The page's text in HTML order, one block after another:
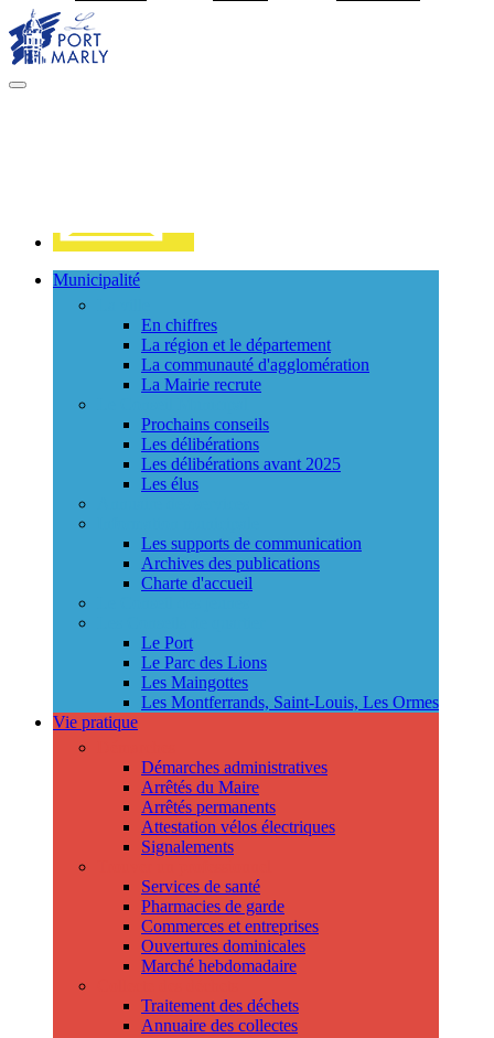
MENU
Municipalité
En chiffres
La région et le département
La communauté d'agglomération
La Mairie recrute
Prochains conseils
Les délibérations
Les délibérations avant 2025
Les élus
Les supports de communication
Archives des publications
Charte d'accueil
Le Port
Le Parc des Lions
Les Maingottes
Les Montferrands, Saint-Louis, Les Ormes
Vie pratique
Démarches administratives
Arrêtés du Maire
Arrêtés permanents
Attestation vélos électriques
Signalements
Services de santé
Pharmacies de garde
Commerces et entreprises
Ouvertures dominicales
Marché hebdomadaire
Traitement des déchets
Annuaire des collectes